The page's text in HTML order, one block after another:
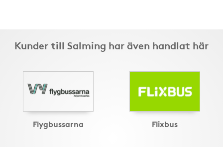
Kunder till Salming har även handlat här
Flygbussarna Flixbus